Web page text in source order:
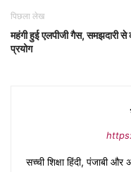
पिछला लेख
महंगी हुई एलपीजी गैस, समझदारी से
प्रयोग
सच्ची शिक्षा हिंदी, पंजाबी